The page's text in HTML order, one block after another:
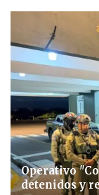
Operativo
detenidos y